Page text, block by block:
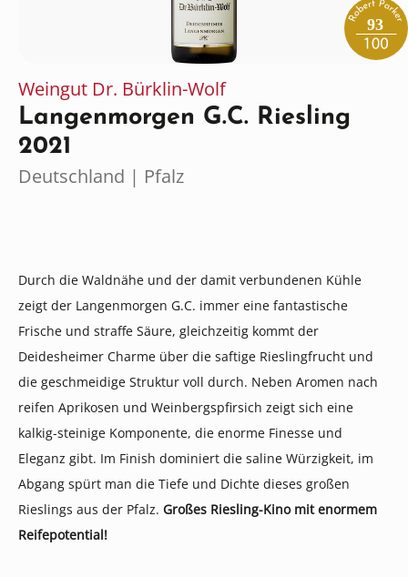
93
Weingut Dr. Bürklin-Wolf
Langenmorgen G.C. Riesling
2021
Deutschland | Pfalz
Durch die Waldnähe und der damit verbundenen Kühle
zeigt der Langenmorgen G.C. immer eine fantastische
Frische und straffe Säure, gleichzeitig kommt der
Deidesheimer Charme über die saftige Rieslingfrucht und
die geschmeidige Struktur voll durch. Neben Aromen nach
reifen Aprikosen und Weinbergspfirsich zeigt sich eine
kalkig-steinige Komponente, die enorme Finesse und
Eleganz gibt. Im Finish dominiert die saline Würzigkeit, im
Abgang spürt man die Tiefe und Dichte dieses großen
Rieslings aus der Pfalz. Großes Riesling-Kino mit enormem
Reifepotential!